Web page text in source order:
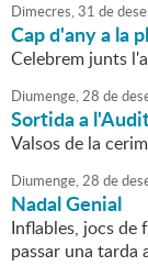
Dimecres,31 de
Cap d'any a la
Celebrem junts
Diumenge,28 de
Sortida a
Valsos de la
Diumenge,28 de
Nadal Genial
Inflables, jocs de
passar una tarda